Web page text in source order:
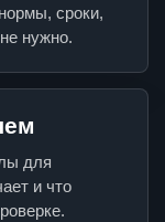
сроки,
нужно.
для
и что